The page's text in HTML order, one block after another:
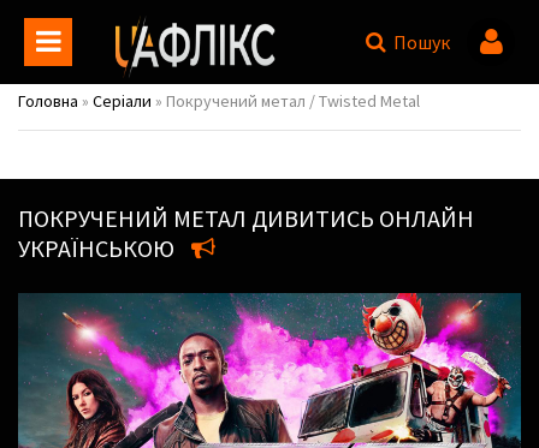
Пошук
Головна » Серіали » Покручений метал / Twisted Metal
ПОКРУЧЕНИЙ МЕТАЛ ДИВИТИСЬ ОНЛАЙН
УКРАЇНСЬКОЮ